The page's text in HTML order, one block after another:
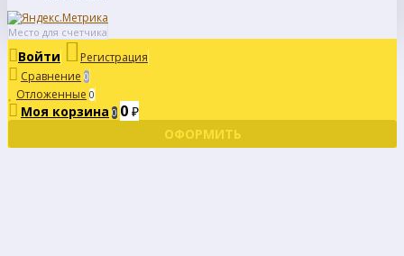
Место для счетчика
Войти
Регистрация
Сравнение 0
Отложенные 0
Моя корзина 0 0 ₽
ОФОРМИТЬ